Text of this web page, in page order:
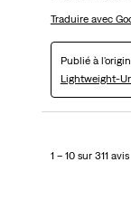
Traduire avec
Publié à
Lightweight-
1 – 10 sur 311 avis